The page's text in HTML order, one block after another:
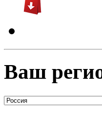
Ваш